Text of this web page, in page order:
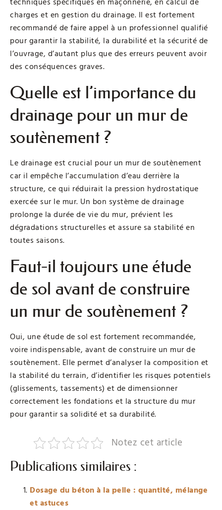
charges et en gestion du drainage. Il est fortement
recommandé de faire appel à un professionnel qualifié
pour garantir la stabilité, la durabilité et la sécurité de
l’ouvrage, d’autant plus que des erreurs peuvent avoir
des conséquences graves.
Quelle est l’importance du
drainage pour un mur de
soutènement ?
Le drainage est crucial pour un mur de soutènement
car il empêche l’accumulation d’eau derrière la
structure, ce qui réduirait la pression hydrostatique
exercée sur le mur. Un bon système de drainage
prolonge la durée de vie du mur, prévient les
dégradations structurelles et assure sa stabilité en
toutes saisons.
Faut-il toujours une étude
de sol avant de construire
un mur de soutènement ?
Oui, une étude de sol est fortement recommandée,
voire indispensable, avant de construire un mur de
soutènement. Elle permet d’analyser la composition et
la stabilité du terrain, d’identifier les risques potentiels
(glissements, tassements) et de dimensionner
correctement les fondations et la structure du mur
pour garantir sa solidité et sa durabilité.
Notez cet article
Publications similaires :
Dosage du béton à la pelle : quantité, mélange
et astuces